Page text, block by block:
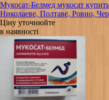
Мукосат-Белмед мукосат
Николаеве, Полтаве, Ровно,
Ціну уточнюйте
в наявності